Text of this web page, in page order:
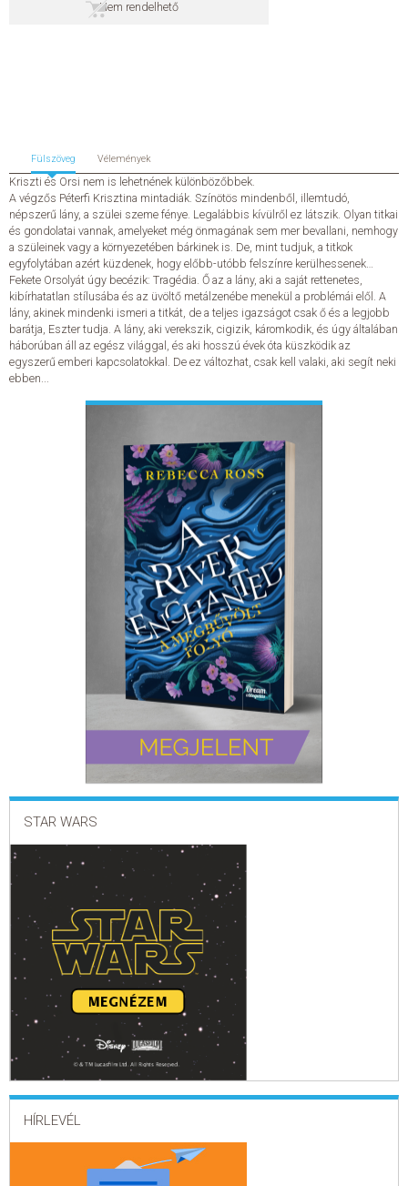
Nem rendelhető
Fülszöveg Vélemények
Kriszti és Orsi nem is lehetnének különbözőbbek.
A végzős Péterfi Krisztina mintadiák. Színötös mindenből, illemtudó,
népszerű lány, a szülei szeme fénye. Legalábbis kívülről ez látszik. Olyan titkai
és gondolatai vannak, amelyeket még önmagának sem mer bevallani, nemhogy
a szüleinek vagy a környezetében bárkinek is. De, mint tudjuk, a titkok
egyfolytában azért küzdenek, hogy előbb-utóbb felszínre kerülhessenek…
Fekete Orsolyát úgy becézik: Tragédia. Ő az a lány, aki a saját rettenetes,
kibírhatatlan stílusába és az üvöltő metálzenébe menekül a problémái elől. A
lány, akinek mindenki ismeri a titkát, de a teljes igazságot csak ő és a legjobb
barátja, Eszter tudja. A lány, aki verekszik, cigizik, káromkodik, és úgy általában
háborúban áll az egész világgal, és aki hosszú évek óta küszködik az
egyszerű emberi kapcsolatokkal. De ez változhat, csak kell valaki, aki segít neki
ebben...
STAR WARS
HÍRLEVÉL
HÍREK
KAPCSOLAT
ELŐRENDELHETŐ KIADVÁNYOK
ÚJDONSÁGOK
ELŐRENDELÉSI TOPLISTA
KÍVÁNSÁG TOPLISTA
ÁLTALÁNOS SZERZŐDÉSI FELTÉTELEK
ADATKEZELÉSI ÉS ADATVÉDELMI SZABÁLYZAT